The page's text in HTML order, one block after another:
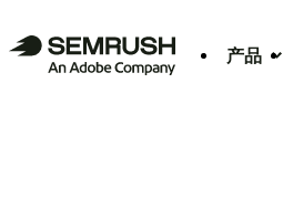
产品